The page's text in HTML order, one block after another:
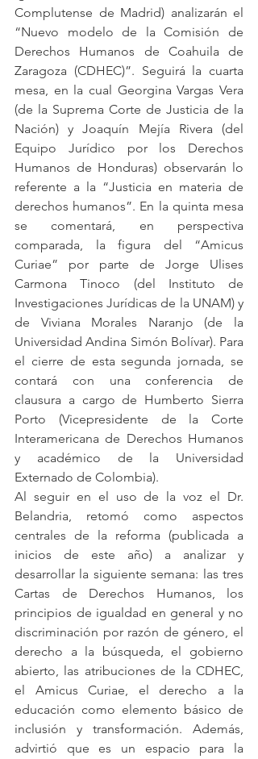
Complutense de Madrid) analizarán el
“Nuevo modelo de la Comisión de
Derechos Humanos de Coahuila de
Zaragoza (CDHEC)”. Seguirá la cuarta
mesa, en la cual Georgina Vargas Vera
(de la Suprema Corte de Justicia de la
Nación) y Joaquín Mejía Rivera (del
Equipo Jurídico por los Derechos
Humanos de Honduras) observarán lo
referente a la “Justicia en materia de
derechos humanos”. En la quinta mesa
se comentará, en perspectiva
comparada, la figura del “Amicus
Curiae” por parte de Jorge Ulises
Carmona Tinoco (del Instituto de
Investigaciones Jurídicas de la UNAM) y
de Viviana Morales Naranjo (de la
Universidad Andina Simón Bolívar). Para
el cierre de esta segunda jornada, se
contará con una conferencia de
clausura a cargo de Humberto Sierra
Porto (Vicepresidente de la Corte
Interamericana de Derechos Humanos
y académico de la Universidad
Externado de Colombia).
Al seguir en el uso de la voz el Dr.
Belandria, retomó como aspectos
centrales de la reforma (publicada a
inicios de este año) a analizar y
desarrollar la siguiente semana: las tres
Cartas de Derechos Humanos, los
principios de igualdad en general y no
discriminación por razón de género, el
derecho a la búsqueda, el gobierno
abierto, las atribuciones de la CDHEC,
el Amicus Curiae, el derecho a la
educación como elemento básico de
inclusión y transformación. Además,
advirtió que es un espacio para la